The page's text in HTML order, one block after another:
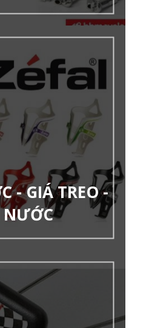
- GIÁ TREO -
NƯỚC